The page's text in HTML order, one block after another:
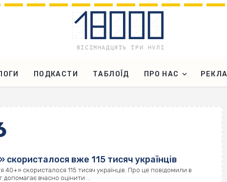
ПОДКАСТИ ТАБЛОЇД ПРО НАС
скористалося вже 115 тисяч українців
скористалося 115 тисяч українців. Про це повідомили в
допомагає вчасно оцінити ...